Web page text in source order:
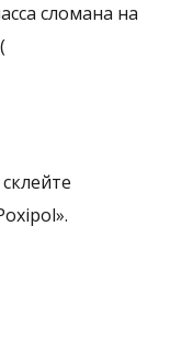
сломана на